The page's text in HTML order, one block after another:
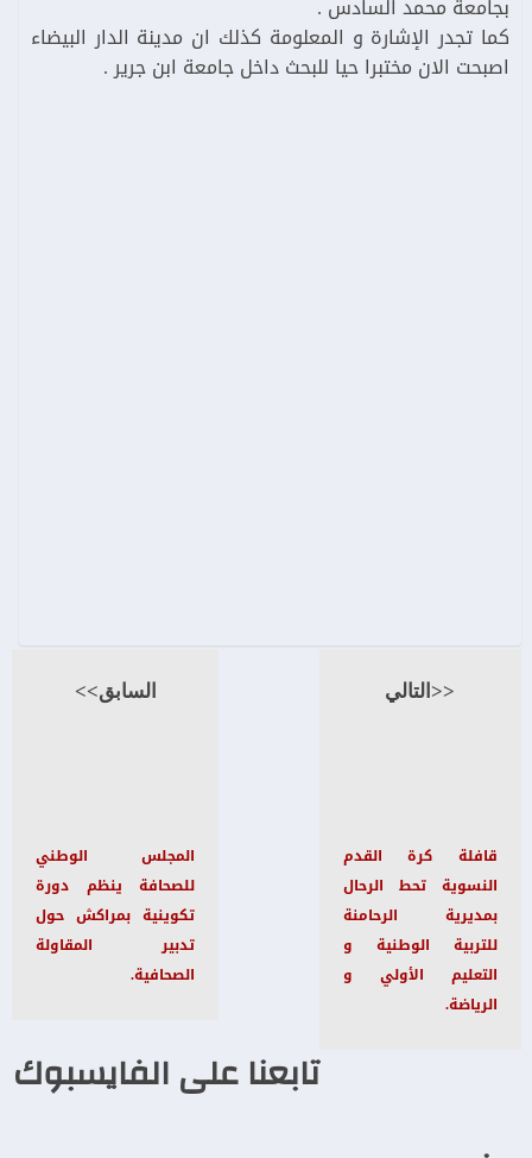
بجامعة محمد السادس .
كما تجدر الإشارة و المعلومة كذلك ان مدينة الدار البيضاء
اصبحت الان مختبرا حيا للبحث داخل جامعة ابن جرير .
السابق>>
المجلس الوطني
للصحافة ينظم دورة
تكوينية بمراكش حول
تدبير المقاولة
الصحافية.
<<التالي
قافلة كرة القدم
النسوية تحط الرحال
بمديرية الرحامنة
للتربية الوطنية و
التعليم الأولي و
الرياضة.
تابعنا على الفايسبوك